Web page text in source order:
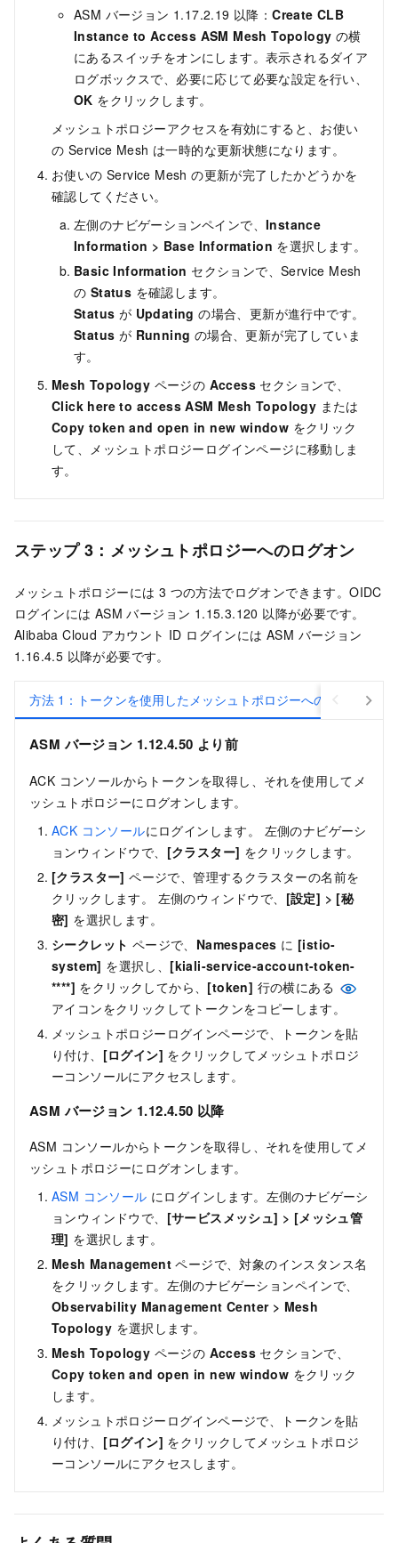
ASM バージョン 1.17.2.19 以降：Create CLB
Instance to Access ASM Mesh Topology の横
にあるスイッチをオンにします。表示されるダイア
ログボックスで、必要に応じて必要な設定を行い、
OK をクリックします。
メッシュトポロジーアクセスを有効にすると、お使い
の Service Mesh は一時的な更新状態になります。
お使いの Service Mesh の更新が完了したかどうかを
確認してください。
左側のナビゲーションペインで、 Instance
Information > Base Information を選択します。
Basic Information セクションで、Service Mesh
の Status を確認します。
Status が Updating の場合、更新が進行中です。
Status が Running の場合、更新が完了していま
す。
Mesh Topology ページの Access セクションで、
Click here to access ASM Mesh Topology または
Copy token and open in new window をクリック
して、メッシュトポロジーログインページに移動しま
す。
ステップ 3：メッシュトポロジーへのログオン
メッシュトポロジーには 3 つの方法でログオンできます。OIDC
ログインには ASM バージョン 1.15.3.120 以降が必要です。
Alibaba Cloud アカウント ID ログインには ASM バージョン
1.16.4.5 以降が必要です。
方法 1：トークンを使用したメッシュトポロジーへのログオン
ASM バージョン 1.12.4.50 より前
ACK コンソールからトークンを取得し、それを使用してメ
ッシュトポロジーにログオンします。
ACK コンソールにログインします。 左側のナビゲーシ
ョンウィンドウで、 [クラスター] をクリックします。
[クラスター] ページで、管理するクラスターの名前を
クリックします。 左側のウィンドウで、 [設定] > [秘
密] を選択します。
シークレット ページで、 Namespaces に [istio-
system] を選択し、 [kiali-service-account-token-
****] をクリックしてから、 [token] 行の横にある
アイコンをクリックしてトークンをコピーします。
メッシュトポロジーログインページで、トークンを貼
り付け、 [ログイン] をクリックしてメッシュトポロジ
ーコンソールにアクセスします。
ASM バージョン 1.12.4.50 以降
ASM コンソールからトークンを取得し、それを使用してメ
ッシュトポロジーにログオンします。
ASM コンソール にログインします。左側のナビゲーシ
ョンウィンドウで、 [サービスメッシュ] > [メッシュ管
理] を選択します。
Mesh Management ページで、対象のインスタンス名
をクリックします。左側のナビゲーションペインで、
Observability Management Center> Mesh
Topology を選択します。
Mesh Topology ページの Access セクションで、
Copy token and open in new window をクリック
します。
メッシュトポロジーログインページで、トークンを貼
り付け、 [ログイン] をクリックしてメッシュトポロジ
ーコンソールにアクセスします。